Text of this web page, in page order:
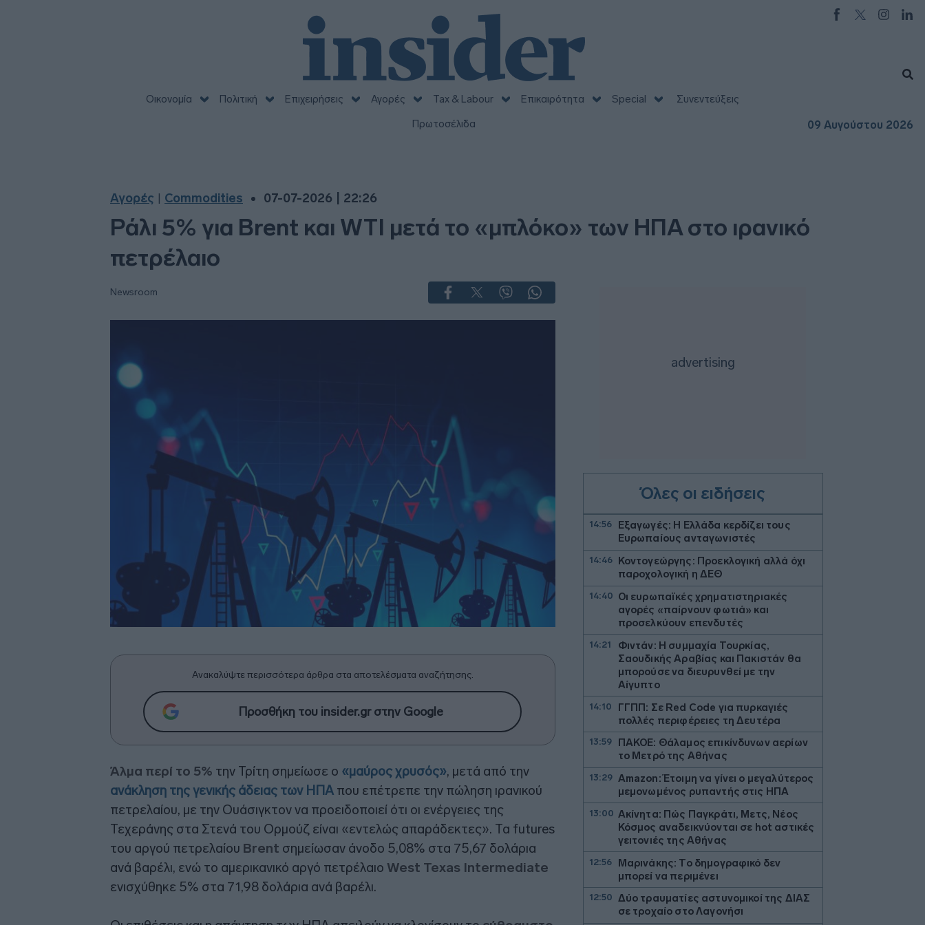
Οικονομία Πολιτική Επιχειρήσεις Αγορές Tax & Labour Επικαιρότητα Special
Συνεντεύξεις
Πρωτοσέλιδα
09 Αυγούστου 2026
Αγορές Commodities 07-07-2026 | 22:26
Ράλι 5% για Brent και WTI μετά το «μπλόκο» των ΗΠΑ στο ιρανικό
πετρέλαιο
Newsroom
Ανακαλύψτε περισσότερα άρθρα στα αποτελέσματα αναζήτησης.
Προσθήκη του insider.gr στην Google
Άλμα περί το 5% την Τρίτη σημείωσε ο «μαύρος χρυσός», μετά από την
ανάκληση της γενικής άδειας των ΗΠΑ που επέτρεπε την πώληση ιρανικού
πετρελαίου, με την Ουάσιγκτον να προειδοποιεί ότι οι ενέργειες της
Τεχεράνης στα Στενά του Ορμούζ είναι «εντελώς απαράδεκτες». Τα futures
του αργού πετρελαίου Brent σημείωσαν άνοδο 5,08% στα 75,67 δολάρια
ανά βαρέλι, ενώ το αμερικανικό αργό πετρέλαιο West Texas Intermediate
ενισχύθηκε 5% στα 71,98 δολάρια ανά βαρέλι.
Όλες οι ειδήσεις
14:56
Εξαγωγές: Η Ελλάδα κερδίζει τους
Ευρωπαίους ανταγωνιστές
14:46
Κοντογεώργης: Προεκλογική αλλά όχι
παροχολογική η ΔΕΘ
14:40 Οι ευρωπαϊκές χρηματιστηριακές
αγορές «παίρνουν φωτιά» και
προσελκύουν επενδυτές
14:21
Φιντάν: Η συμμαχία Τουρκίας,
Σαουδικής Αραβίας και Πακιστάν θα
μπορούσε να διευρυνθεί με την
Αίγυπτο
14:10
ΓΓΠΠ: Σε Red Code για πυρκαγιές
πολλές περιφέρειες τη Δευτέρα
13:59
ΠΑΚΟΕ: Θάλαμος επικίνδυνων αερίων
το Μετρό της Αθήνας
13:29 Amazon: Έτοιμη να γίνει ο μεγαλύτερος
μεμονωμένος ρυπαντής στις ΗΠΑ
13:00 Ακίνητα: Πώς Παγκράτι, Μετς, Νέος
Κόσμος αναδεικνύονται σε hot αστικές
γειτονιές της Αθήνας
12:56
Μαρινάκης: Το δημογραφικό δεν
μπορεί να περιμένει
12:50 Δύο τραυματίες αστυνομικοί της ΔΙΑΣ
σε τροχαίο στο Λαγονήσι